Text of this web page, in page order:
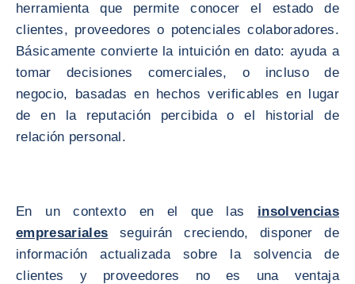
herramienta que permite conocer el estado de
clientes, proveedores o potenciales colaboradores.
Básicamente convierte la intuición en dato: ayuda a
tomar decisiones comerciales, o incluso de
negocio, basadas en hechos verificables en lugar
de en la reputación percibida o el historial de
relación personal.
En un contexto en el que las insolvencias
empresariales seguirán creciendo, disponer de
información actualizada sobre la solvencia de
clientes y proveedores no es una ventaja